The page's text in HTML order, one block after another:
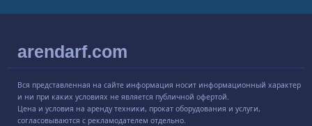
arendarf.com
Вся представленная на сайте информация носит информационный характер
и ни при каких условиях не является публичной офертой.
Цена и условия на аренду техники, прокат оборудования и услуги,
согласовываются с рекламодателем отдельно.